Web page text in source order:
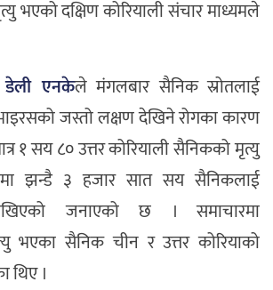
भएको दक्षिण कोरियाली संचार माध्यमले
डेली एनकेले मंगलबार सैनिक स्रोतलाई
जस्तो लक्षण देखिने रोगका कारण
१ सय ८० उत्तर कोरियाली सैनिकको मृत्यु
झन्डै ३ हजार सात सय सैनिकलाई
जनाएको छ । समाचारमा
भएका सैनिक चीन र उत्तर कोरियाको
थिए ।